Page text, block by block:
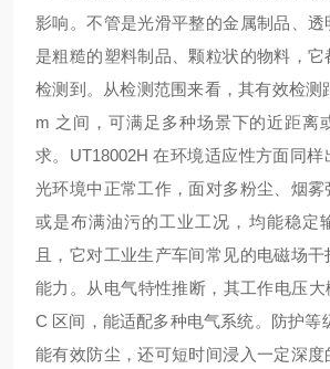
影响。不管是光滑平整的金属制品、
是粗糙的塑料制品、颗粒状的物料，
检测到。从检测范围来看，其有效检测
m 之间，可满足多种场景下的近距离
求。UT18002H 在环境适应性方面同
光环境中正常工作，面对多粉尘、烟雾
或是布满油污的工业工况，均能稳定
且，它对工业生产车间常见的电磁场
能力。从电气特性推断，其工作电压大
C 区间，能适配多种电气系统。防护等
能有效防尘，还可短时间浸入一定深度